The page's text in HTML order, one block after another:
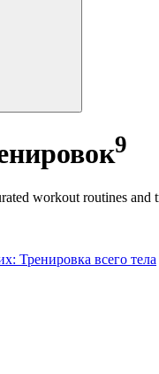
9
workout routines and
Тренировка всего тела